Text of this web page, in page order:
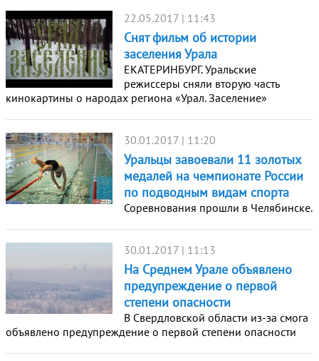
22.05.2017 | 11:43
Снят фильм об истории
заселения Урала
ЕКАТЕРИНБУРГ. Уральские
режиссеры сняли вторую часть
кинокартины о народах региона «Урал. Заселение»
30.01.2017 | 11:20
Уральцы завоевали 11 золотых
медалей на чемпионате России
по подводным видам спорта
Соревнования прошли в Челябинске.
30.01.2017 | 11:13
На Среднем Урале объявлено
предупреждение о первой
степени опасности
В Свердловской области из-за смога
объявлено предупреждение о первой степени опасности